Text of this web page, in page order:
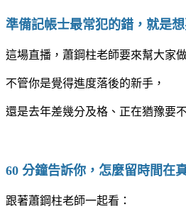
準備記帳士最常犯的錯，就是
這場直播，蕭鋼柱老師要來幫大家
不管你是覺得進度落後的新手，
還是去年差幾分及格、正在猶豫要
60 分鐘告訴你，怎麼留時間在
跟著蕭鋼柱老師一起看：